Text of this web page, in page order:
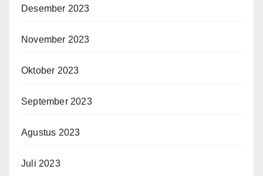
Desember 2023
November 2023
Oktober 2023
September 2023
Agustus 2023
Juli 2023